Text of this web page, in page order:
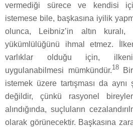
vermediği sürece ve kendisi
istemese bile, başkasına iyilik
olunca, Leibniz’in altın kuralı,
yükümlülüğünü ihmal etmez.
varlıklar olduğu için,
uygulanabilmesi mümkündür.18Bir
istemek üzere tartışması da
değildir, çünkü rasyonel
alındığında, suçluların
olarak görünecektir. Başkasına